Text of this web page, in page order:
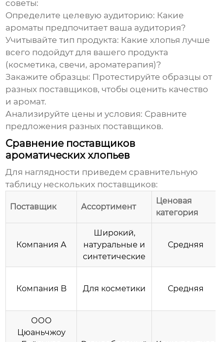
советы:
Определите целевую аудиторию: Какие
ароматы предпочитает ваша аудитория?
Учитывайте тип продукта: Какие хлопья лучше
всего подойдут для вашего продукта
(косметика, свечи, ароматерапия)?
Закажите образцы: Протестируйте образцы от
разных поставщиков, чтобы оценить качество
и аромат.
Анализируйте цены и условия: Сравните
предложения разных поставщиков.
Сравнение поставщиков
ароматических хлопьев
Для наглядности приведем сравнительную
таблицу нескольких поставщиков:
Поставщик Ассортимент
Ценовая
категория
Компания A
Широкий,
натуральные и
синтетические
Средняя
Компания B Для косметики Средняя
ООО
Цюаньчжоу